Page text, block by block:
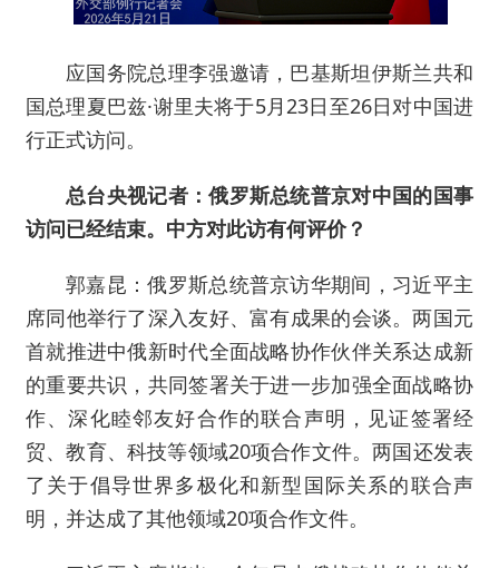
应国务院总理李强邀请，巴基斯坦伊斯兰共和
国总理夏巴兹·谢里夫将于5月23日至26日对中国进
行正式访问。
总台央视记者：俄罗斯总统普京对中国的国事
访问已经结束。中方对此访有何评价？
郭嘉昆：俄罗斯总统普京访华期间，习近平主
席同他举行了深入友好、富有成果的会谈。两国元
首就推进中俄新时代全面战略协作伙伴关系达成新
的重要共识，共同签署关于进一步加强全面战略协
作、深化睦邻友好合作的联合声明，见证签署经
贸、教育、科技等领域20项合作文件。两国还发表
了关于倡导世界多极化和新型国际关系的联合声
明，并达成了其他领域20项合作文件。